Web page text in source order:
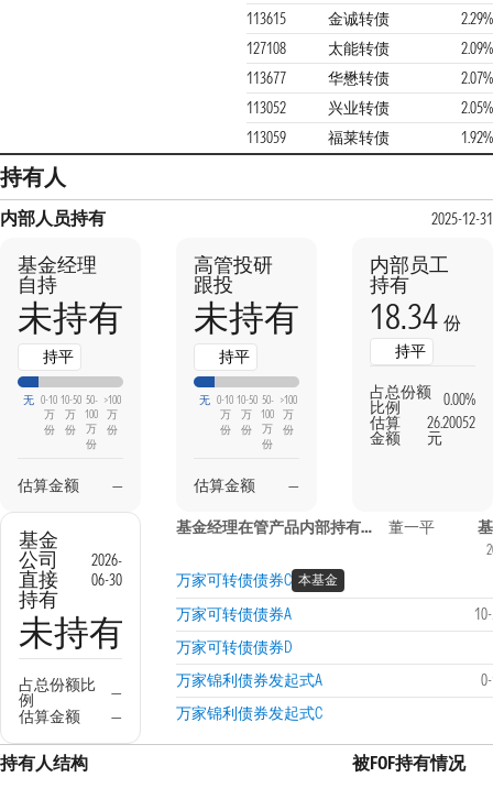
113615
金诚转债
2.29%
127108
太能转债
2.09%
113677
华懋转债
2.07%
113052
兴业转债
2.05%
113059
福莱转债 1.92%
持有人
内部人员持有 2025-12-31
基金经理
自持
未持有
持平
无 0-10
万
份
10-50
万
份
50-
100
万
份
>100
万
份
估算金额 —
高管投研
跟投
未持有
持平
无 0-10
万
份
10-50
万
份
50-
100
万
份
>100
万
份
估算金额 —
内部员工
持有
18.34 份
持平
占总份额
比例
0.00%
估算
金额
26.20052
元
基金
公司
直接
持有
2026-
06-30
未持有
占总份额比
例
—
估算金额
—
基金经理在管产品内部持有信息 董一平
万家可转债债券C 本基金
万家可转债债券A
万家可转债债券D
万家锦利债券发起式A
万家锦利债券发起式C
持有人结构 被FOF持有情况